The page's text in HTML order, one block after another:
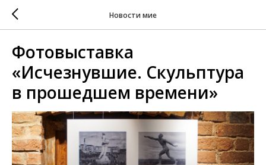
Новости мие
Фотовыставка
«Исчезнувшие. Скульптура
в прошедшем времени»